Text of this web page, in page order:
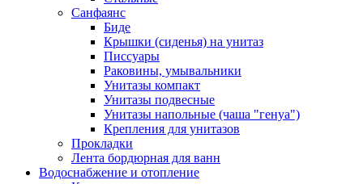
Санфаянс
Биде
Крышки (сиденья) на унитаз
Писсуары
Раковины, умывальники
Унитазы компакт
Унитазы подвесные
Унитазы напольные (чаша "генуа")
Крепления для унитазов
Прокладки
Лента бордюрная для ванн
Водоснабжение и отопление